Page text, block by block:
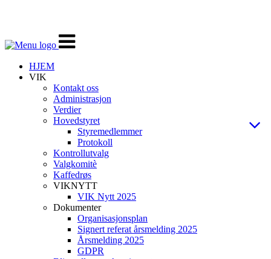
Veksle
navigasjon
HJEM
VIK
Kontakt oss
Administrasjon
Verdier
Hovedstyret
Styremedlemmer
Protokoll
Kontrollutvalg
Valgkomitè
Kaffedrøs
VIKNYTT
VIK Nytt 2025
Dokumenter
Organisasjonsplan
Signert referat årsmelding 2025
Årsmelding 2025
GDPR